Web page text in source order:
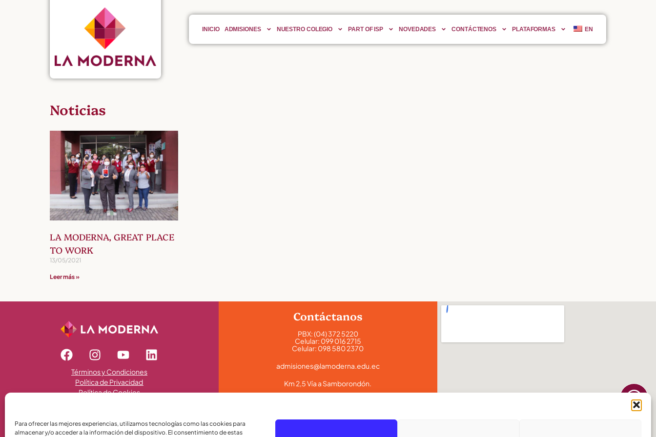
Para ofrecer las mejores experiencias, utilizamos tecnologías como las cookies para
almacenar y/o acceder a la información del dispositivo. El consentimiento de estas
INICIO ADMISIONES NUESTRO COLEGIO PART OF ISP NOVEDADES CONTÁCTENOS PLATAFORMAS EN
Noticias
LA MODERNA, GREAT PLACE
TO WORK
13/05/2021
Leer más »
Términos y Condiciones
Política de Privacidad
Política de Cookies
Contáctanos
PBX:(04) 372 5220
Celular: 099 016 2715
Celular: 098 580 2370
admisiones@lamoderna.edu.ec
Km 2,5 Vía a Samborondón.